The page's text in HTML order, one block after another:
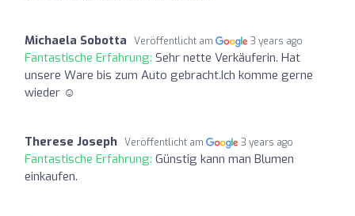
Michaela Sobotta Veröffentlicht am 3 years ago
Fantastische Erfahrung: Sehr nette Verkäuferin. Hat
unsere Ware bis zum Auto gebracht.Ich komme gerne
wieder ☺️
Therese Joseph Veröffentlicht am 3 years ago
Fantastische Erfahrung: Günstig kann man Blumen
einkaufen.